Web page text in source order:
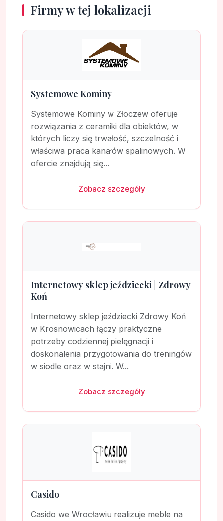
Firmy w tej lokalizacji
Systemowe Kominy
Systemowe Kominy w Złoczew oferuje
rozwiązania z ceramiki dla obiektów, w
których liczy się trwałość, szczelność i
właściwa praca kanałów spalinowych. W
ofercie znajdują się...
Zobacz szczegóły
Internetowy sklep jeździecki | Zdrowy
Koń
Internetowy sklep jeździecki Zdrowy Koń
w Krosnowicach łączy praktyczne
potrzeby codziennej pielęgnacji i
doskonalenia przygotowania do treningów
w siodle oraz w stajni. W...
Zobacz szczegóły
Casido
Casido we Wrocławiu realizuje meble na